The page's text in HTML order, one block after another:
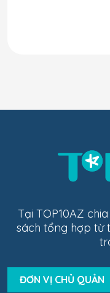
Tại TOP10AZ
sách tổng hợp từ
ĐƠN VỊ CHỦ QUẢN